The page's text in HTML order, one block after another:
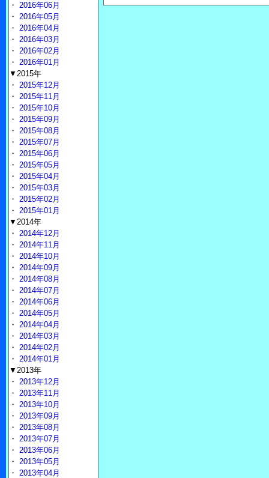
・ 2016年06月
・ 2016年05月
・ 2016年04月
・ 2016年03月
・ 2016年02月
・ 2016年01月
▼2015年
・ 2015年12月
・ 2015年11月
・ 2015年10月
・ 2015年09月
・ 2015年08月
・ 2015年07月
・ 2015年06月
・ 2015年05月
・ 2015年04月
・ 2015年03月
・ 2015年02月
・ 2015年01月
▼2014年
・ 2014年12月
・ 2014年11月
・ 2014年10月
・ 2014年09月
・ 2014年08月
・ 2014年07月
・ 2014年06月
・ 2014年05月
・ 2014年04月
・ 2014年03月
・ 2014年02月
・ 2014年01月
▼2013年
・ 2013年12月
・ 2013年11月
・ 2013年10月
・ 2013年09月
・ 2013年08月
・ 2013年07月
・ 2013年06月
・ 2013年05月
・ 2013年04月